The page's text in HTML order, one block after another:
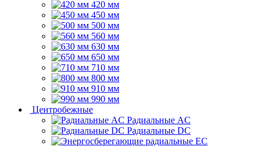
420 мм
450 мм
500 мм
560 мм
630 мм
650 мм
710 мм
800 мм
910 мм
990 мм
Центробежные
Радиальные AC
Радиальные DC